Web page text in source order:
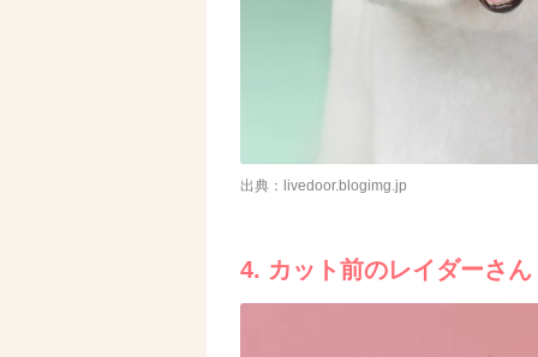
出典：livedoor.blogimg.jp
4. カット前のレイダーさん